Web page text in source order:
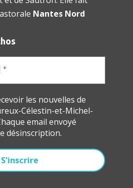
Nantes Nord
les nouvelles de
Célestin-et-Michel-
email envoyé
désinscription.